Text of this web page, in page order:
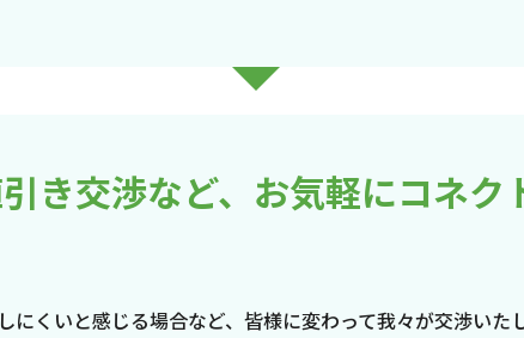
き交渉など、お気軽にコネク
にくいと感じる場合など、皆様に変わって我々が交渉いた